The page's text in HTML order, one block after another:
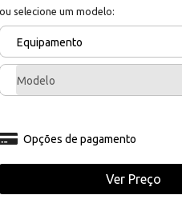
ou selecione um modelo:
Equipamento
Modelo
Opções de pagamento
Ver Preço